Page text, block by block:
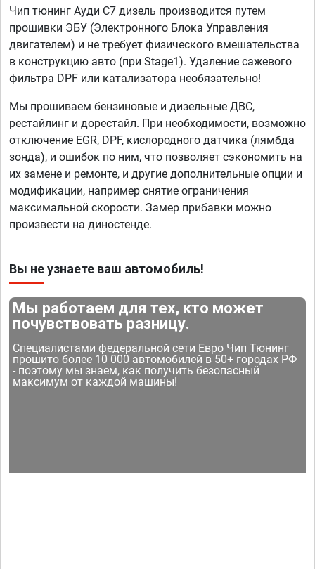
Чип тюнинг Ауди C7 дизель производится путем
прошивки ЭБУ (Электронного Блока Управления
двигателем) и не требует физического вмешательства
в конструкцию авто (при Stage1). Удаление сажевого
фильтра DPF или катализатора необязательно!
Мы прошиваем бензиновые и дизельные ДВС,
рестайлинг и дорестайл. При необходимости, возможно
отключение EGR, DPF, кислородного датчика (лямбда
зонда), и ошибок по ним, что позволяет сэкономить на
их замене и ремонте, и другие дополнительные опции и
модификации, например снятие ограничения
максимальной скорости. Замер прибавки можно
произвести на диностенде.
Вы не узнаете ваш автомобиль!
Мы работаем для тех, кто может
почувствовать разницу.
Специалистами федеральной сети Евро Чип Тюнинг
прошито более 10 000 автомобилей в 50+ городах РФ
- поэтому мы знаем, как получить безопасный
максимум от каждой машины!